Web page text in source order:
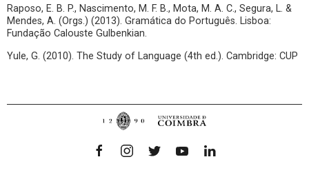
Raposo, E. B. P., Nascimento, M. F. B., Mota, M. A. C., Segura, L. &
Mendes, A. (Orgs.) (2013). Gramática do Português. Lisboa:
Fundação Calouste Gulbenkian.
Yule, G. (2010). The Study of Language (4th ed.). Cambridge: CUP